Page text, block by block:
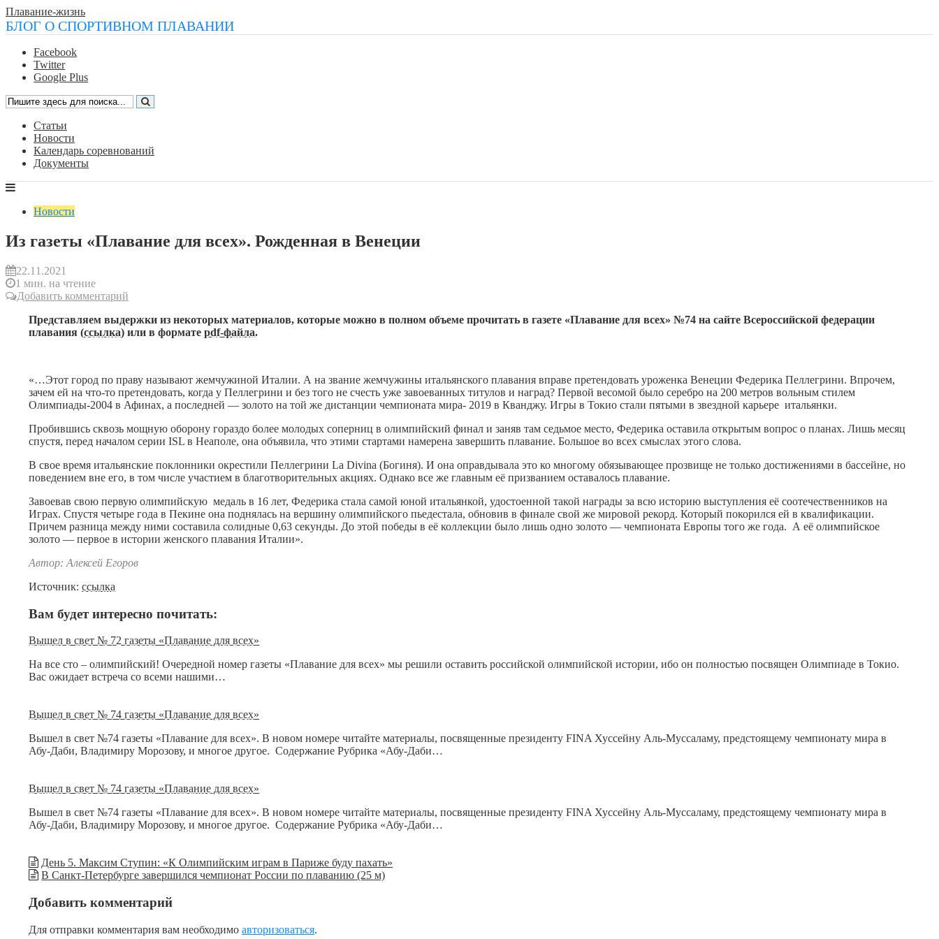
Плавание-жизнь
БЛОГ О СПОРТИВНОМ ПЛАВАНИИ
Facebook
Twitter
Google Plus
Статьи
Новости
Календарь соревнований
Документы
Новости
Из газеты «Плавание для всех». Рожденная в Венеции
22.11.2021
1 мин. на чтение
Добавить комментарий
Представляем выдержки из некоторых материалов, которые можно в полном объеме прочитать в газете «Плавание для всех» №74 на сайте Всероссийской федерации
плавания (ссылка) или в форматеpdf-файла.
«…Этот город по праву называют жемчужиной Италии. А на звание жемчужины итальянского плавания вправе претендовать уроженка Венеции Федерика Пеллегрини. Впрочем,
зачем ей на что-то претендовать, когда у Пеллегрини и без того не счесть уже завоеванных титулов и наград? Первой весомой было серебро на 200 метров вольным стилем
Олимпиады-2004 в Афинах, а последней — золото на той же дистанции чемпионата мира- 2019 в Кванджу. Игры в Токио стали пятыми в звездной карьере итальянки.
Пробившись сквозь мощную оборону гораздо более молодых соперниц в олимпийский финал и заняв там седьмое место, Федерика оставила открытым вопрос о планах. Лишь месяц
спустя, перед началом серии ISL в Неаполе, она объявила, что этими стартами намерена завершить плавание. Большое во всех смыслах этого слова.
В свое время итальянские поклонники окрестили Пеллегрини La Divina (Богиня). И она оправдывала это ко многому обязывающее прозвище не только достижениями в бассейне, но
поведением вне его, в том числе участием в благотворительных акциях. Однако все же главным её призванием оставалось плавание.
Завоевав свою первую олимпийскую медаль в 16 лет, Федерика стала самой юной итальянкой, удостоенной такой награды за всю историю выступления её соотечественников на
Играх. Спустя четыре года в Пекине она поднялась на вершину олимпийского пьедестала, обновив в финале свой же мировой рекорд. Который покорился ей в квалификации.
Причем разница между ними составила солидные 0,63 секунды. До этой победы в её коллекции было лишь одно золото — чемпионата Европы того же года. А её олимпийское
золото — первое в истории женского плавания Италии».
Автор: Алексей Егоров
Источник:ссылка
Вам будет интересно почитать:
Вышел в свет № 72 газеты «Плавание для всех»
На все сто – олимпийский! Очередной номер газеты «Плавание для всех» мы решили оставить российской олимпийской истории, ибо он полностью посвящен Олимпиаде в Токио.
Вас ожидает встреча со всеми нашими…
Вышел в свет № 74 газеты «Плавание для всех»
Вышел в свет №74 газеты «Плавание для всех». В новом номере читайте материалы, посвященные президенту FINA Хуссейну Аль-Муссаламу, предстоящему чемпионату мира в
Абу-Даби, Владимиру Морозову, и многое другое. Содержание Рубрика «Абу-Даби…
Вышел в свет № 74 газеты «Плавание для всех»
Вышел в свет №74 газеты «Плавание для всех». В новом номере читайте материалы, посвященные президенту FINA Хуссейну Аль-Муссаламу, предстоящему чемпионату мира в
Абу-Даби, Владимиру Морозову, и многое другое. Содержание Рубрика «Абу-Даби…
День 5. Максим Ступин: «К Олимпийским играм в Париже буду пахать»
В Санкт-Петербурге завершился чемпионат России по плаванию (25 м)
Добавить комментарий
Для отправки комментария вам необходимоавторизоваться.